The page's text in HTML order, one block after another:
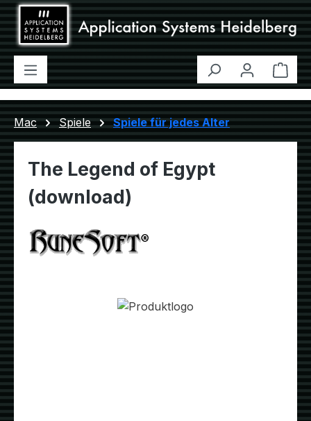
Zum Hauptinhalt springen
Mac Spiele Spiele für jedes Alter
The Legend of Egypt
(download)
Bildergalerie überspringen